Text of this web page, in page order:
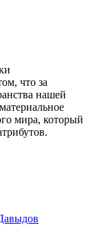
что за
нашей
мира, который